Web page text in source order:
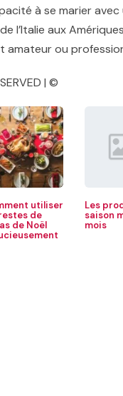
à se marier
l’Italie aux
amateur ou
| ©
utiliser
de
de Noël
Les
saison
mois